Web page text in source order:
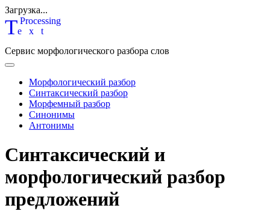
Загрузка...
Text
Processing
Сервис морфологического разбора слов
Морфологический разбор
Синтаксический разбор
Морфемный разбор
Синонимы
Антонимы
Синтаксический и
морфологический разбор
предложений